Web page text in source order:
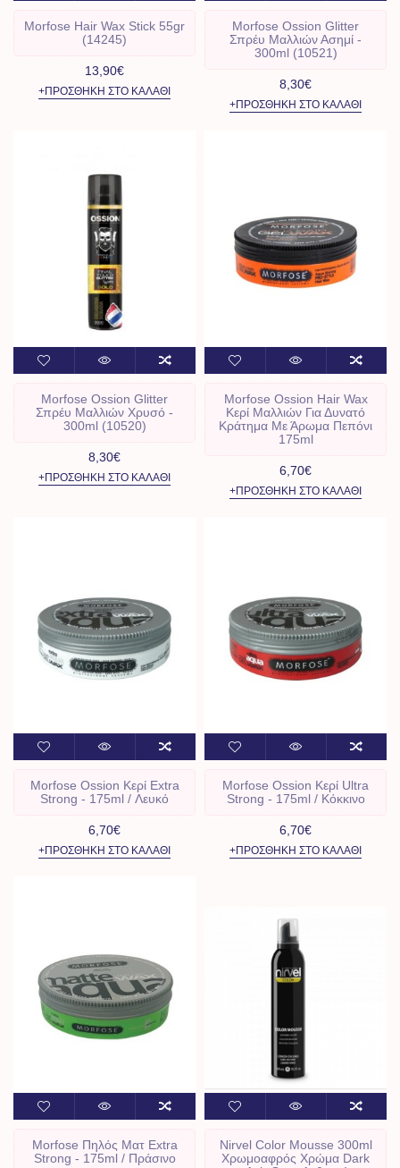
Morfose Hair Wax Stick 55gr
(14245)
13,90€
+ΠΡΟΣΘΉΚΗ ΣΤΟ ΚΑΛΆΘΙ
Morfose Ossion Glitter
Σπρέυ Μαλλιών Ασημί -
300ml (10521)
8,30€
+ΠΡΟΣΘΉΚΗ ΣΤΟ ΚΑΛΆΘΙ
Morfose Ossion Glitter
Σπρέυ Μαλλιών Χρυσό -
300ml (10520)
8,30€
+ΠΡΟΣΘΉΚΗ ΣΤΟ ΚΑΛΆΘΙ
Morfose Ossion Hair Wax
Κερί Μαλλιών Για Δυνατό
Κράτημα Με Άρωμα Πεπόνι
175ml
6,70€
+ΠΡΟΣΘΉΚΗ ΣΤΟ ΚΑΛΆΘΙ
Morfose Ossion Κερί Extra
Strong - 175ml / Λευκό
6,70€
+ΠΡΟΣΘΉΚΗ ΣΤΟ ΚΑΛΆΘΙ
Morfose Ossion Κερί Ultra
Strong - 175ml / Kόκκινο
6,70€
+ΠΡΟΣΘΉΚΗ ΣΤΟ ΚΑΛΆΘΙ
Morfose Πηλός Ματ Extra
Strong - 175ml / Πράσινο
Nirvel Color Mousse 300ml
Χρωμοαφρός Χρώμα Dark